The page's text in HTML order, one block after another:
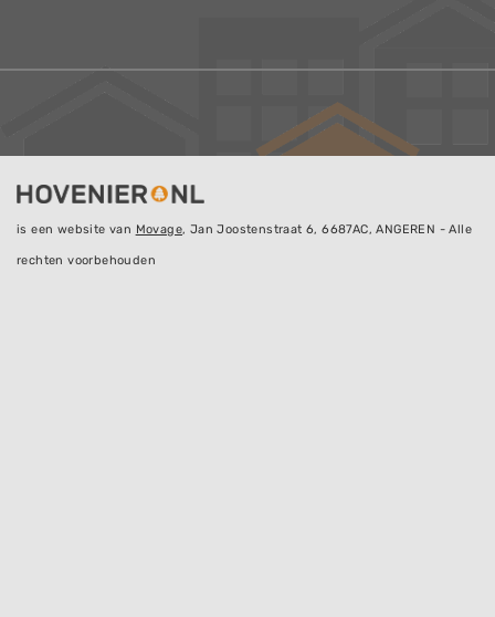
is een website van Movage, Jan Joostenstraat 6, 6687AC, ANGEREN - Alle
rechten voorbehouden